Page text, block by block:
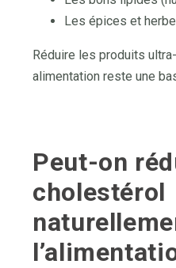
Les épices et
Réduire les produits
alimentation reste une
Peut-on
cholestérol